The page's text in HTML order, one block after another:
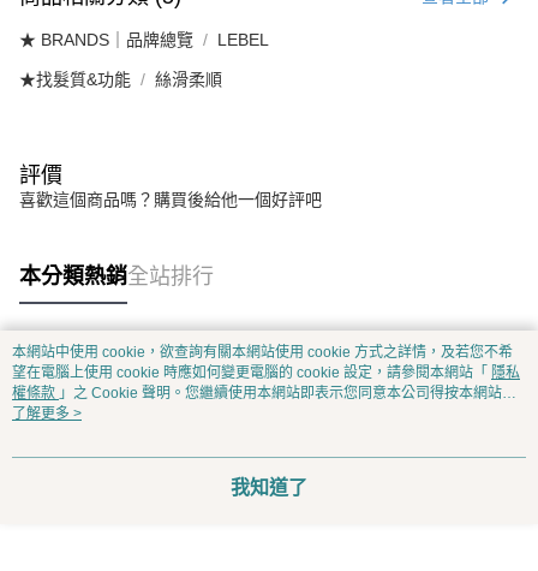
★ BRANDS｜品牌總覽 LEBEL
★找髮質&功能 絲滑柔順
評價
喜歡這個商品嗎？購買後給他一個好評吧
本分類熱銷全站排行
熱門標籤
本網站中使用 cookie，欲查詢有關本網站使用 cookie 方式之詳情，及若您不希
望在電腦上使用 cookie 時應如何變更電腦的 cookie 設定，請參閱本網站「 隱私
權條款 」之 Cookie 聲明。您繼續使用本網站即表示您同意本公司得按本網站使
用條款之 Cookie 聲明使用 cookie。
了解更多 >
我知道了